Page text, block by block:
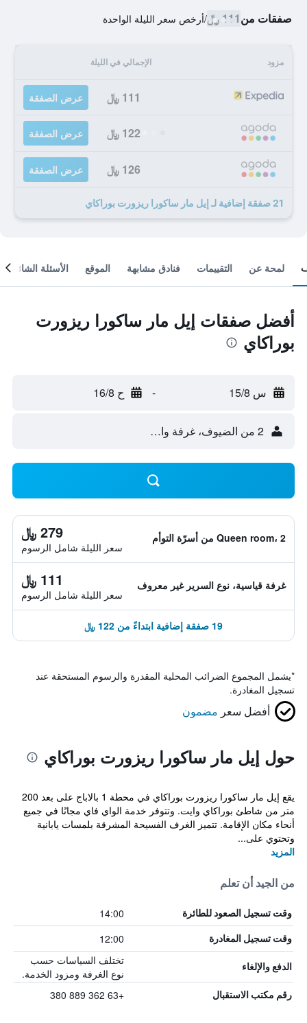
صفقات من111 ﷼ /أرخص سعر الليلة الواحدة
مزود الإجمالي في الليلة
111 ﷼ عرض الصفقة
122 ﷼ عرض الصفقة
126 ﷼ عرض الصفقة
21 صفقة إضافية لـ إيل مار ساكورا ريزورت بوراكاي
لمحة عن التقييمات فنادق مشابهة الموقع الأسئلة الشائعة
أفضل صفقات إيل مار ساكورا ريزورت
بوراكاي
س 15/8 - ح 16/8
2 من الضيوف، غرفة واحدة
Queen room، 2 من أسرّة التوأم 279 ﷼
سعر الليلة شامل الرسوم
غرفة قياسية، نوع السرير غير معروف 111 ﷼
سعر الليلة شامل الرسوم
19 صفقة إضافية ابتداءً من 122 ﷼
*يشمل المجموع الضرائب المحلية المقدرة والرسوم المستحقة عند
تسجيل المغادرة.
أفضل سعر مضمون
حول إيل مار ساكورا ريزورت بوراكاي
يقع إيل مار ساكورا ريزورت بوراكاي في محطة 1 بالاباج على بعد 200
متر من شاطئ بوراكاي وايت. وتتوفر خدمة الواي فاي مجانًا في جميع
أنحاء مكان الإقامة. تتميز الغرف الفسيحة المشرقة بلمسات يابانية
وتحتوي على...
المزيد
من الجيد أن تعلم
وقت تسجيل الصعود للطائرة 14:00
وقت تسجيل المغادرة 12:00
الدفع والإلغاء
تختلف السياسات حسب
نوع الغرفة ومزود الخدمة.
رقم مكتب الاستقبال +63 362 889 380